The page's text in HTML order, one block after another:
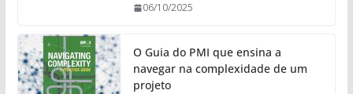
06/10/2025
O Guia do PMI que ensina a
navegar na complexidade de um
projeto